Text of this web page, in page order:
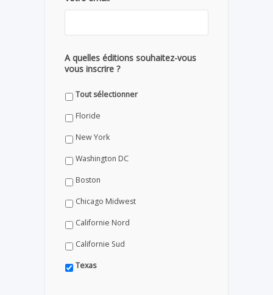
A quelles éditions souhaitez-vous
vous inscrire ?
Tout sélectionner
Floride
New York
Washington DC
Boston
Chicago Midwest
Californie Nord
Californie Sud
Texas